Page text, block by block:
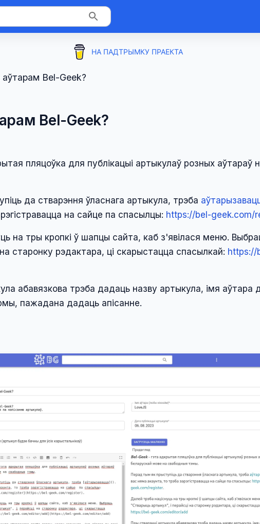
НА ПАДТРЫМКУ ПРАЕКТА
аўтарам Bel-Geek?
Bel-Geek?
пляцоўка для публікацыі артыкулаў розных аўтараў
да стварэння ўласнага артыкула, трэба
на сайце па спасылцы: https://bel-geek.com/
на тры кропкі ў шапцы сайта, каб з'явілася меню.
старонку рэдактара, ці скарыстацца спасылкай: https://
абавязкова трэба дадаць назву артыкула, імя аўтара
пажадана дадаць апісанне.